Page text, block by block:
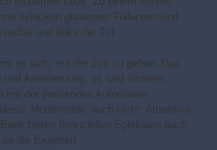
schicken gläsernen Füllungen und
rechts und links der Tür.
es sich, mit der Zeit zu gehen. Das
Anerkennung, es wird sicherer,
mit der passenden Automation
‚Modetrends‘ auch nicht: Attraktive
bieten finanziellen Spielraum auch
so die Experten.